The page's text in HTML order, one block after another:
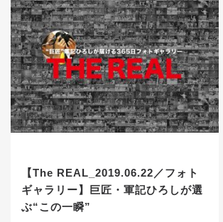
【The REAL_2019.06.22／フォト
ギャラリー】巨匠・軍記ひろしが選
ぶ“この一瞬”